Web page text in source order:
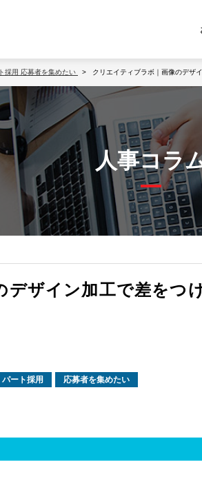
採用 応募者を集めたい クリエイティブラボ｜画像のデザ
人事コラ
デザイン加工で差をつ
ート採用 応募者を集めたい